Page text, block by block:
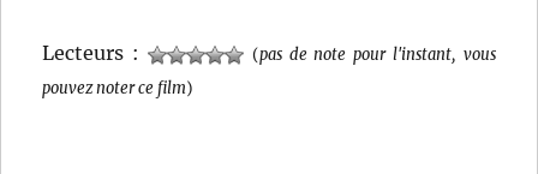
Lecteurs : (pas de note pour l'instant, vous
pouvez noter ce film)